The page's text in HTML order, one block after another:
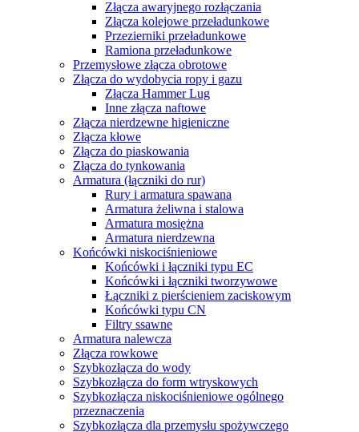
Złącza awaryjnego rozłączania
Złącza kolejowe przeładunkowe
Przezierniki przeładunkowe
Ramiona przeładunkowe
Przemysłowe złącza obrotowe
Złącza do wydobycia ropy i gazu
Złącza Hammer Lug
Inne złącza naftowe
Złącza nierdzewne higieniczne
Złącza kłowe
Złącza do piaskowania
Złącza do tynkowania
Armatura (łączniki do rur)
Rury i armatura spawana
Armatura żeliwna i stalowa
Armatura mosiężna
Armatura nierdzewna
Końcówki niskociśnieniowe
Końcówki i łączniki typu EC
Końcówki i łączniki tworzywowe
Łączniki z pierścieniem zaciskowym
Końcówki typu CN
Filtry ssawne
Armatura nalewcza
Złącza rowkowe
Szybkozłącza do wody
Szybkozłącza do form wtryskowych
Szybkozłącza niskociśnieniowe ogólnego
przeznaczenia
Szybkozłącza dla przemysłu spożywczego